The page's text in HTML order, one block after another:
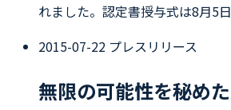
れました。認定書授与式は8月5
2015-07-22 プレスリリース
無限の可能性を秘め